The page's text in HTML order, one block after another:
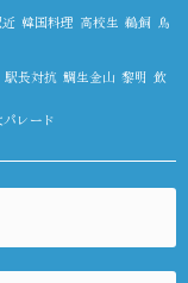
韓国料理 高校生 鵜飼 鳥
駅長対抗 鯛生金山 黎明 飲
レード